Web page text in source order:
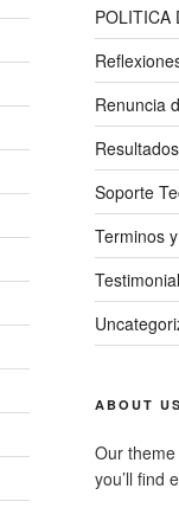
POLITICA
Renuncia
Soporte
Terminos
ABOUT US
Our
you’ll find